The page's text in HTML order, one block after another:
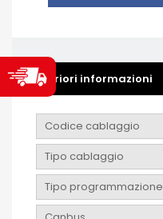
Ulteriori informazioni
Codice cablaggio
Tipo cablaggio
Tipo programmazione